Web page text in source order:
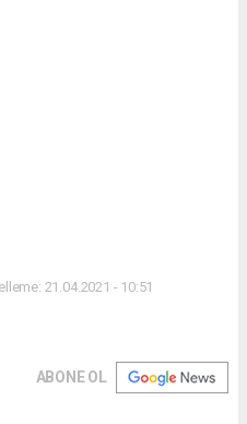
21.04.2021 - 10:51
ABONE OL